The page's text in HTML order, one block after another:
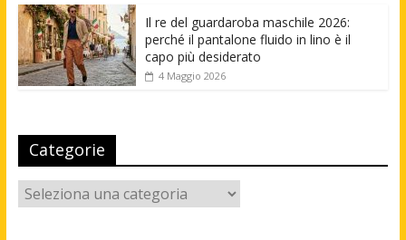
Il re del guardaroba maschile 2026:
perché il pantalone fluido in lino è il
capo più desiderato
4 Maggio 2026
Categorie
Categorie